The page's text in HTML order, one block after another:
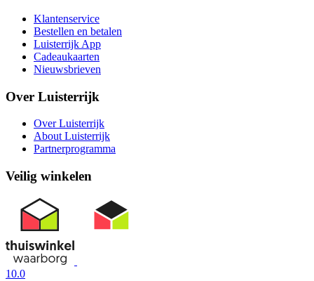
Klantenservice
Bestellen en betalen
Luisterrijk App
Cadeaukaarten
Nieuwsbrieven
Over Luisterrijk
Over Luisterrijk
About Luisterrijk
Partnerprogramma
Veilig winkelen
10.0